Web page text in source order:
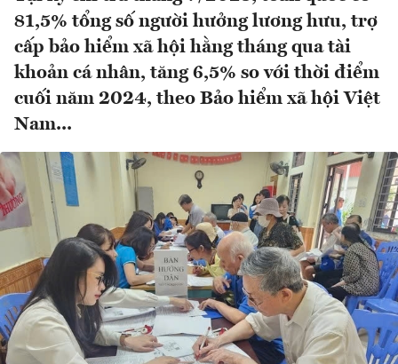
81,5% tổng số người hưởng lương hưu, trợ
cấp bảo hiểm xã hội hằng tháng qua tài
khoản cá nhân, tăng 6,5% so với thời điểm
cuối năm 2024, theo Bảo hiểm xã hội Việt
Nam...